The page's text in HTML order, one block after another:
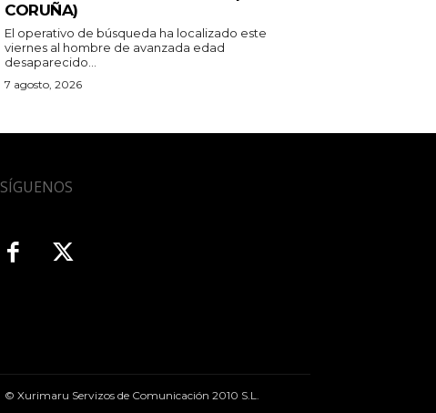
CORUÑA)
El operativo de búsqueda ha localizado este
viernes al hombre de avanzada edad
desaparecido...
7 agosto, 2026
SÍGUENOS
© Xurimaru Servizos de Comunicación 2010 S.L.